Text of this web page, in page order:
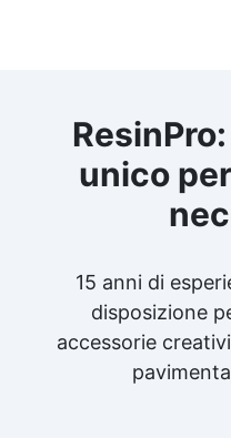
unico
15 anni di
disposizione
accessorie